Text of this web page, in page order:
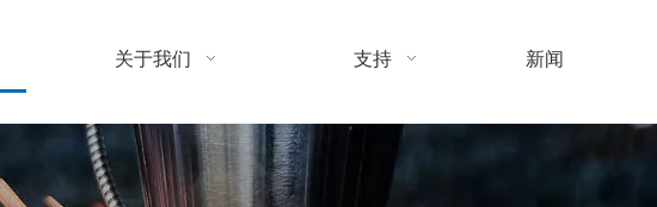
关于我们 支持 新闻